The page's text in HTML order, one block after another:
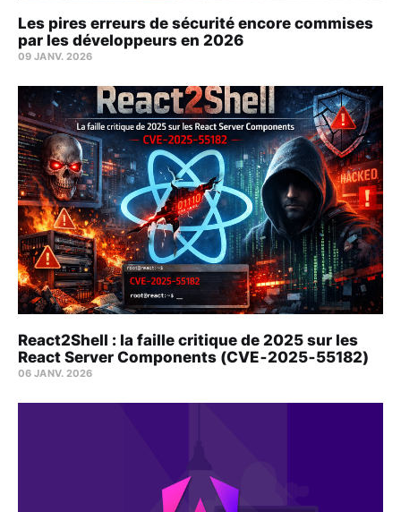
Les pires erreurs de sécurité encore commises
par les développeurs en 2026
09 JANV. 2026
React2Shell : la faille critique de 2025 sur les
React Server Components (CVE‑2025‑55182)
06 JANV. 2026